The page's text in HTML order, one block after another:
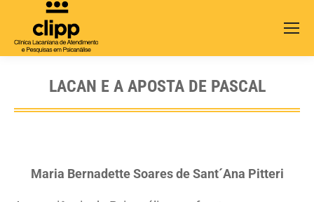
LACAN E A APOSTA DE PASCAL
Maria Bernadette Soares de Sant´Ana Pitteri